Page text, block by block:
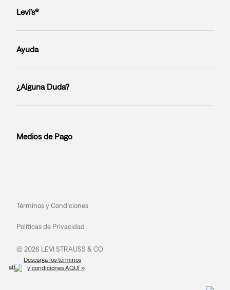
Levi’s®
Ayuda
¿Alguna Duda?
Medios de Pago
Términos y Condiciones
Políticas de Privacidad
© 2026 LEVI STRAUSS & CO
Descarga los términos
y condiciones AQUÍ »